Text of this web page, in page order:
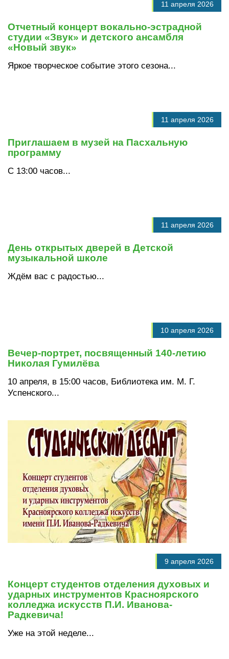
11 апреля 2026
Отчетный концерт вокально-эстрадной
студии «Звук» и детского ансамбля
«Новый звук»
Яркое творческое событие этого сезона...
11 апреля 2026
Приглашаем в музей на Пасхальную
программу
С 13:00 часов...
11 апреля 2026
День открытых дверей в Детской
музыкальной школе
Ждём вас с радостью...
10 апреля 2026
Вечер‑портрет, посвященный 140‑летию
Николая Гумилёва
10 апреля, в 15:00 часов, Библиотека им. М. Г.
Успенского...
9 апреля 2026
Концерт студентов отделения духовых и
ударных инструментов Красноярского
колледжа искусств П.И. Иванова-
Радкевича!
Уже на этой неделе...